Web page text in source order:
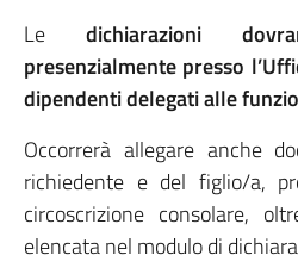
Le dichiarazioni
presenzialmente presso
dipendenti delegati alle
Occorrerà allegare anche
richiedente e del figlio/a,
circoscrizione consolare,
elencata nel modulo di